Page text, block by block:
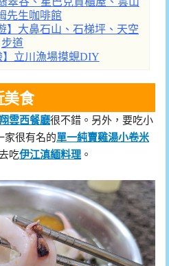
先生咖啡館
】大鼻石山、石梯坪、天空
步道
】立川漁場摸蜆DIY
食
雲西餐廳很不錯。另外，要吃小
家很有名的單一純賣雞湯小卷米
吃伊江滇緬料理 。